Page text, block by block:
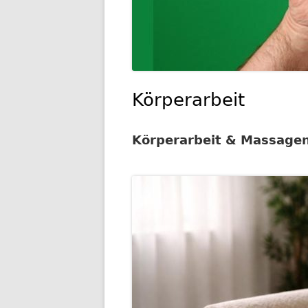
Körperarbeit
Körperarbeit &